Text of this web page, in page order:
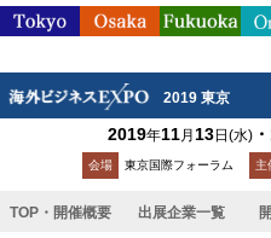
2019 東京
2019年11月 13日 (水)
会場 東京国際フォーラム 主
TOP・開催概要 出展企業一覧
出展企業一覧> ボーダ
出